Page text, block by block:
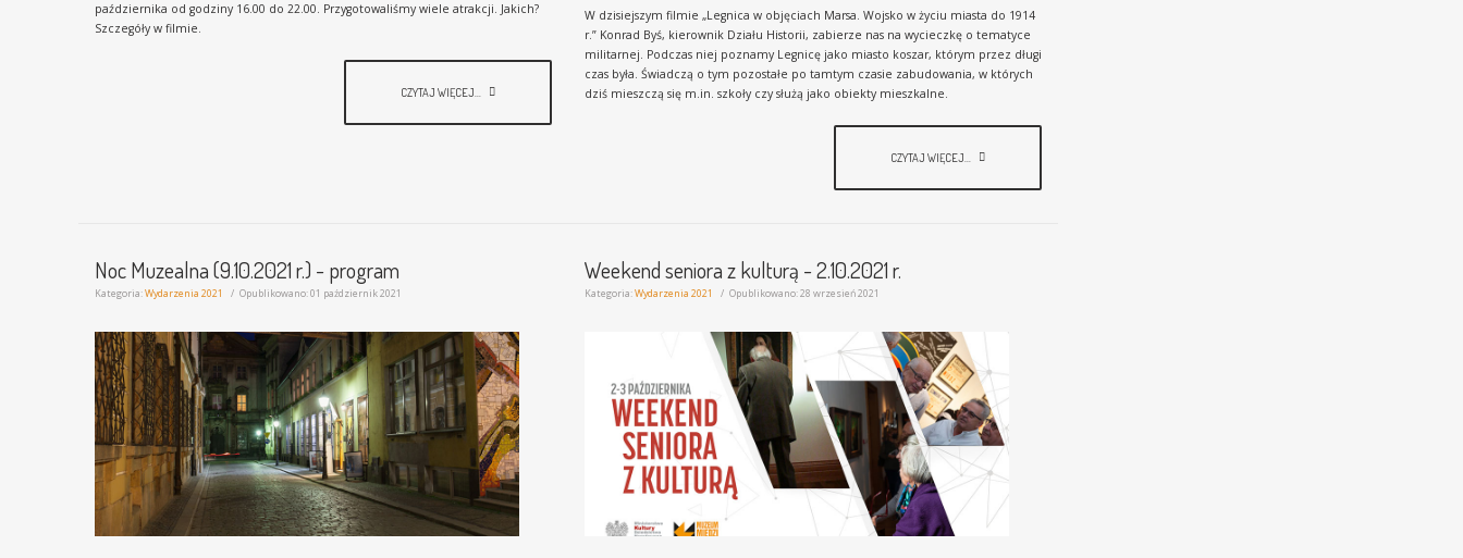
października od godziny 16.00 do 22.00. Przygotowaliśmy wiele atrakcji. Jakich?
Szczegóły w filmie.
CZYTAJ WIĘCEJ...
W dzisiejszym filmie „Legnica w objęciach Marsa. Wojsko w życiu miasta do 1914
r.” Konrad Byś, kierownik Działu Historii, zabierze nas na wycieczkę o tematyce
militarnej. Podczas niej poznamy Legnicę jako miasto koszar, którym przez długi
czas była. Świadczą o tym pozostałe po tamtym czasie zabudowania, w których
dziś mieszczą się m.in. szkoły czy służą jako obiekty mieszkalne.
CZYTAJ WIĘCEJ...
Noc Muzealna (9.10.2021 r.) - program
Kategoria:Wydarzenia 2021 Opublikowano: 01 październik 2021
Weekend seniora z kulturą - 2.10.2021 r.
Kategoria:Wydarzenia 2021 Opublikowano: 28 wrzesień 2021